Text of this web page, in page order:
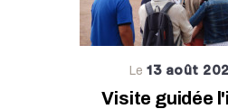
Le13 août
Visite guidée